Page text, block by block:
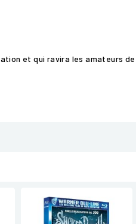
et qui ravira les amateurs